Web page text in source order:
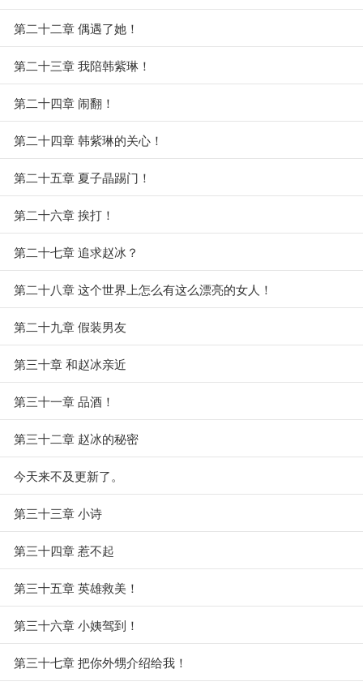
第二十二章 偶遇了她！
第二十三章 我陪韩紫琳！
第二十四章 闹翻！
第二十四章 韩紫琳的关心！
第二十五章 夏子晶踢门！
第二十六章 挨打！
第二十七章 追求赵冰？
第二十八章 这个世界上怎么有这么漂亮的女人！
第二十九章 假装男友
第三十章 和赵冰亲近
第三十一章 品酒！
第三十二章 赵冰的秘密
今天来不及更新了。
第三十三章 小诗
第三十四章 惹不起
第三十五章 英雄救美！
第三十六章 小姨驾到！
第三十七章 把你外甥介绍给我！